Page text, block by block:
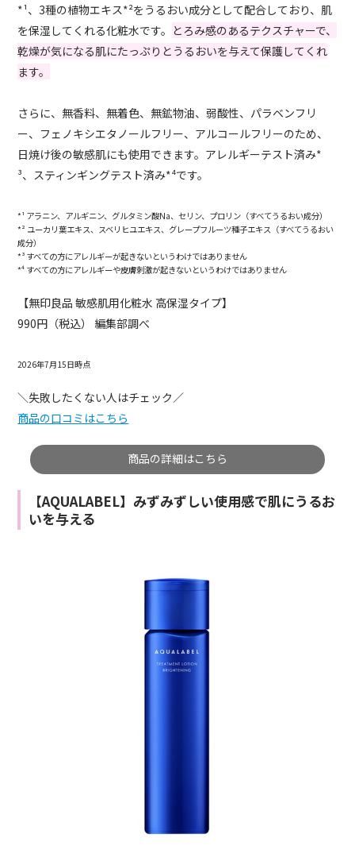
*¹、3種の植物エキス*²をうるおい成分として配合しており、肌
を保湿してくれる化粧水です。 とろみ感のあるテクスチャーで、
乾燥が気になる肌にたっぷりとうるおいを与えて保護してくれ
ます。
さらに、無香料、無着色、無鉱物油、弱酸性、パラベンフリ
ー、フェノキシエタノールフリー、アルコールフリーのため、
日焼け後の敏感肌にも使用できます。アレルギーテスト済み*
³、スティンギングテスト済み*⁴です。
*¹ アラニン、アルギニン、グルタミン酸Na、セリン、プロリン（すべてうるおい成分）
*² ユーカリ葉エキス、スベリヒユエキス、グレープフルーツ種子エキス（すべてうるおい
成分）
*³ すべての方にアレルギーが起きないというわけではありません
*⁴ すべての方にアレルギーや皮膚刺激が起きないというわけではありません
【無印良品 敏感肌用化粧水 高保湿タイプ】
990円（税込） 編集部調べ
2026年7月15日時点
＼失敗したくない人はチェック／
商品の口コミはこちら
商品の詳細はこちら
【AQUALABEL】みずみずしい使用感で肌にうるお
いを与える